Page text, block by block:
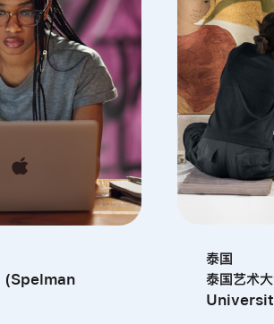
(Spelman
泰国
泰国艺术